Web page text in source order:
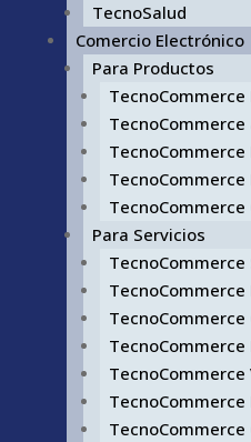
TecnoSalud
Comercio Electrónico
Para Productos
TecnoCommerce
TecnoCommerce
TecnoCommerce
Para Servicios
TecnoCommerce
TecnoCommerce
TecnoCommerce